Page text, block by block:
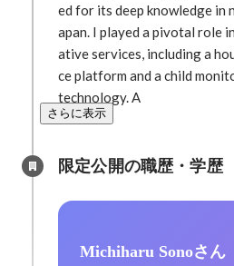
ed for its deep knowledge in
apan. I played a pivotal role
ative services, including a
ce platform and a child
technology. A
さらに表示
限定公開の職歴・学歴
Michiharu Sonoさん